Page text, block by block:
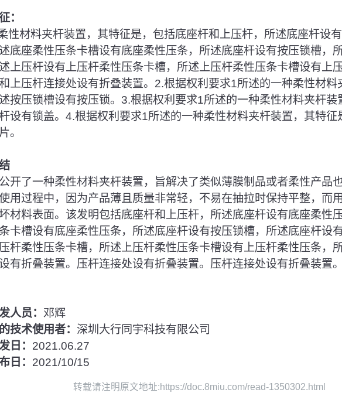
：
性材料夹杆装置，其特征是，包括底座杆和上压杆，所述底座杆设
底座柔性压条卡槽设有底座柔性压条，所述底座杆设有按压锁槽，
上压杆设有上压杆柔性压条卡槽，所述上压杆柔性压条卡槽设有上
上压杆连接处设有折叠装置。2.根据权利要求1所述的一种柔性材料
按压锁槽设有按压锁。3.根据权利要求1所述的一种柔性材料夹杆装
设有锁盖。4.根据权利要求1所述的一种柔性材料夹杆装置，其特征
。
开了一种柔性材料夹杆装置，旨解决了类似薄膜制品或者柔性产品
用过程中，因为产品薄且质量非常轻，不易在抽拉时保持平整，而
材料表面。该发明包括底座杆和上压杆，所述底座杆设有底座柔性
卡槽设有底座柔性压条，所述底座杆设有按压锁槽，所述底座杆设
杆柔性压条卡槽，所述上压杆柔性压条卡槽设有上压杆柔性压条，
有折叠装置。压杆连接处设有折叠装置。压杆连接处设有折叠装置。
人员： 邓辉
技术使用者： 深圳大行同宇科技有限公司
日： 2021.06.27
日： 2021/10/15
转载请注明原文地址:https://doc.8miu.com/read-1350302.html